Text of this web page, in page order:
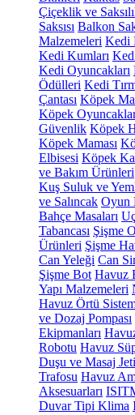
Çiçeklik ve
Saksısı Balkon
Malzemeleri Kedi
Kedi Kumları
Kedi Oyuncakları
Ödülleri Kedi
Çantası Köpek
Köpek
Güvenlik Köpek
Köpek Maması
Elbisesi Köpek
ve Bakım Ürünleri
Kuş Suluk ve
ve Salıncak Oyun
Bahçe Masaları
Tabancası Şişme
Ürünleri Şişme
Can Yeleği Can
Şişme Bot Havuz
Yapı Malzemeleri
Havuz Örtü
ve Dozaj Pompası
Ekipmanları
Robotu Havuz
Duşu ve Masaj Jeti
Trafosu Havuz
Aksesuarları
Duvar Tipi Klima